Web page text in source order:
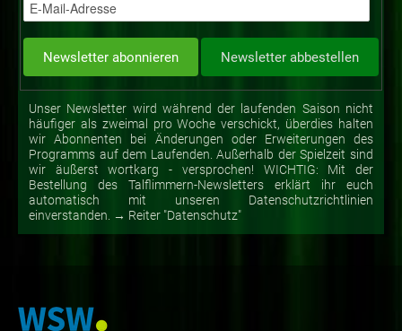
Unser Newsletter wird während der laufenden Saison nicht
häufiger als zweimal pro Woche verschickt, überdies halten
wir Abonnenten bei Änderungen oder Erweiterungen des
Programms auf dem Laufenden. Außerhalb der Spielzeit sind
wir äußerst wortkarg - versprochen! WICHTIG: Mit der
Bestellung des Talflimmern-Newsletters erklärt ihr euch
automatisch mit unseren Datenschutzrichtlinien
einverstanden. → Reiter "Datenschutz"